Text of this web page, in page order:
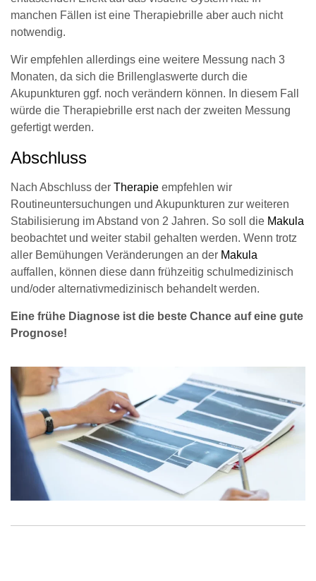
manchen Fällen ist eine Therapiebrille aber auch nicht
notwendig.
Wir empfehlen allerdings eine weitere Messung nach 3
Monaten, da sich die Brillenglaswerte durch die
Akupunkturen ggf. noch verändern können. In diesem Fall
würde die Therapiebrille erst nach der zweiten Messung
gefertigt werden.
Abschluss
Nach Abschluss der Therapie empfehlen wir
Routineuntersuchungen und Akupunkturen zur weiteren
Stabilisierung im Abstand von 2 Jahren. So soll die Makula
beobachtet und weiter stabil gehalten werden. Wenn trotz
aller Bemühungen Veränderungen an der Makula
auffallen, können diese dann frühzeitig schulmedizinisch
und/oder alternativmedizinisch behandelt werden.
Eine frühe Diagnose ist die beste Chance auf eine gute
Prognose!